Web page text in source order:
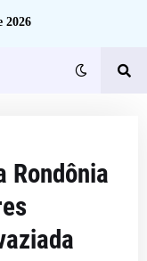
2026
Rondônia